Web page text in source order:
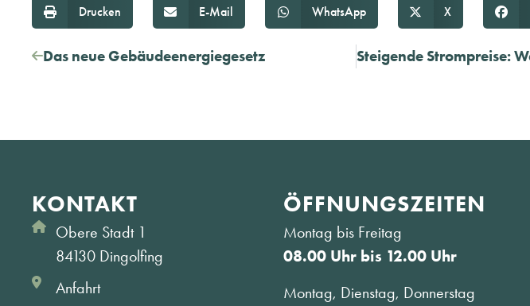
Drucken E-Mail WhatsApp X
Das neue Gebäudeenergiegesetz
KONTAKT
Obere Stadt 1
84130 Dingolfing
Anfahrt
ÖFFNUNGS­ZEITEN
Montag bis Freitag
08.00 Uhr bis 12.00 Uhr
Montag, Dienstag, Donnerstag